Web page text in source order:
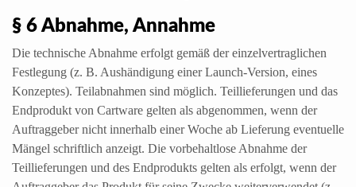
§ 6 Abnahme, Annahme
Die technische Abnahme erfolgt gemäß der einzelvertraglichen
Festlegung (z. B. Aushändigung einer Launch-Version, eines
Konzeptes). Teilabnahmen sind möglich. Teillieferungen und das
Endprodukt von Cartware gelten als abgenommen, wenn der
Auftraggeber nicht innerhalb einer Woche ab Lieferung eventuelle
Mängel schriftlich anzeigt. Die vorbehaltlose Abnahme der
Teillieferungen und des Endprodukts gelten als erfolgt, wenn der